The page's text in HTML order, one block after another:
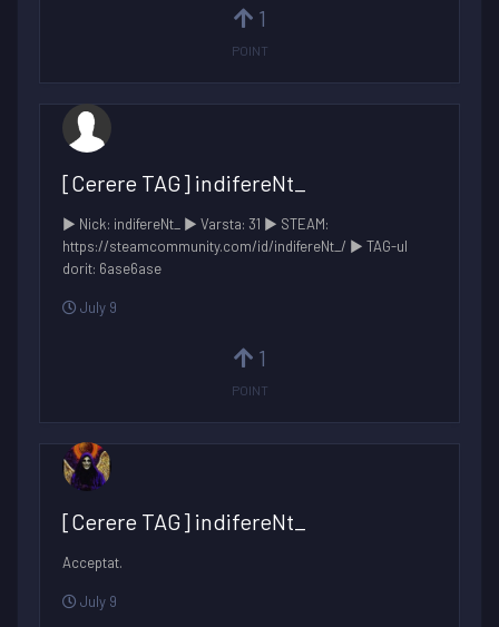
1
POINT
[Cerere TAG] indifereNt_
► Nick: indifereNt_ ► Varsta: 31 ► STEAM:
https://steamcommunity.com/id/indifereNt_/ ► TAG-ul
dorit: 6ase6ase
July 9
1
POINT
[Cerere TAG] indifereNt_
Acceptat.
July 9